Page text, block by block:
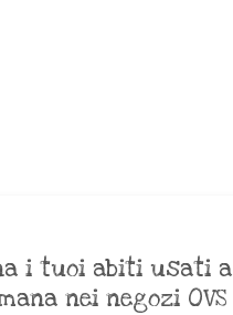
i tuoi abiti usati a
nei negozi OVS